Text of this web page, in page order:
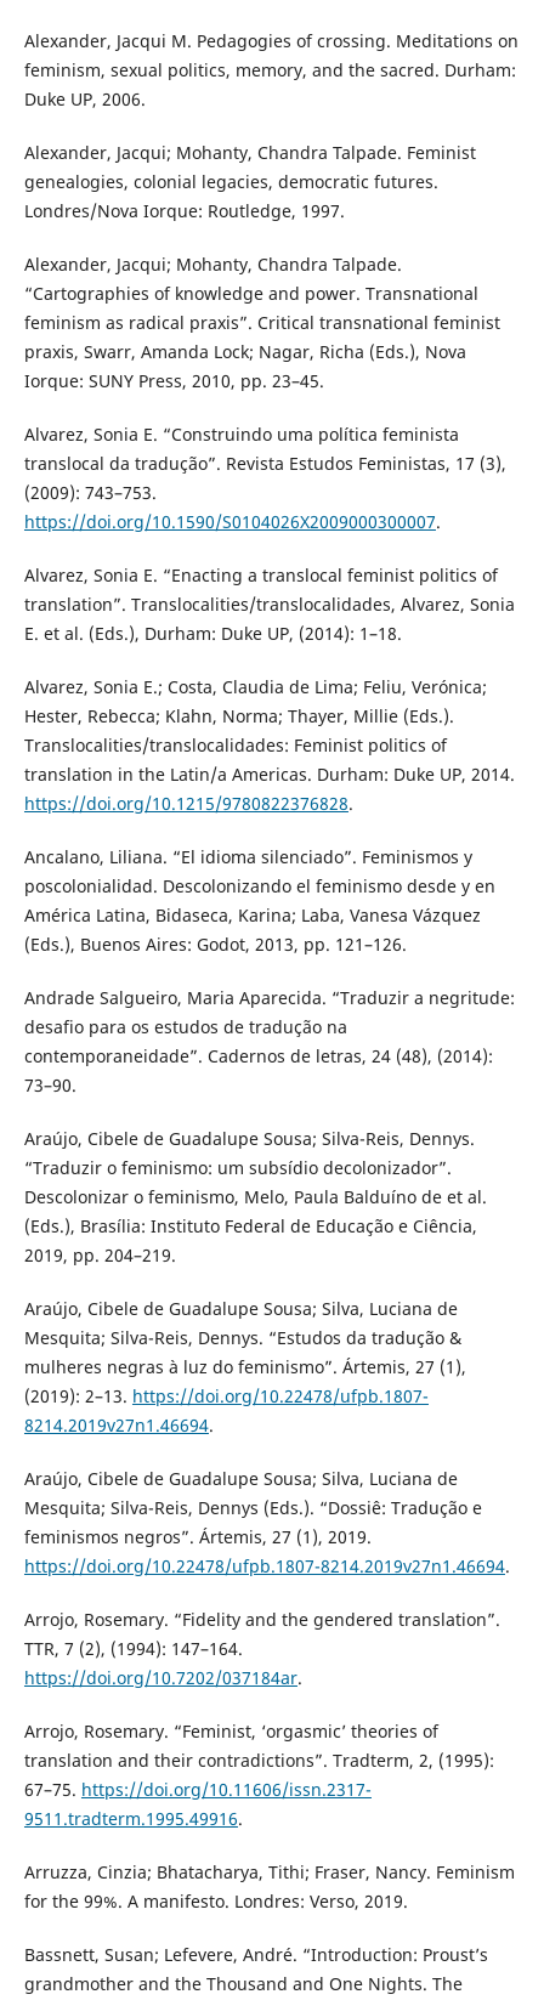
Alexander, Jacqui M. Pedagogies of crossing. Meditations on
feminism, sexual politics, memory, and the sacred. Durham:
Duke UP, 2006.
Alexander, Jacqui; Mohanty, Chandra Talpade. Feminist
genealogies, colonial legacies, democratic futures.
Londres/Nova Iorque: Routledge, 1997.
Alexander, Jacqui; Mohanty, Chandra Talpade.
“Cartographies of knowledge and power. Transnational
feminism as radical praxis”. Critical transnational feminist
praxis, Swarr, Amanda Lock; Nagar, Richa (Eds.), Nova
Iorque: SUNY Press, 2010, pp. 23–45.
Alvarez, Sonia E. “Construindo uma política feminista
translocal da tradução”. Revista Estudos Feministas, 17 (3),
(2009): 743–753.
https://doi.org/10.1590/S0104026X2009000300007.
Alvarez, Sonia E. “Enacting a translocal feminist politics of
translation”. Translocalities/translocalidades, Alvarez, Sonia
E. et al. (Eds.), Durham: Duke UP, (2014): 1–18.
Alvarez, Sonia E.; Costa, Claudia de Lima; Feliu, Verónica;
Hester, Rebecca; Klahn, Norma; Thayer, Millie (Eds.).
Translocalities/translocalidades: Feminist politics of
translation in the Latin/a Americas. Durham: Duke UP, 2014.
https://doi.org/10.1215/9780822376828.
Ancalano, Liliana. “El idioma silenciado”. Feminismos y
poscolonialidad. Descolonizando el feminismo desde y en
América Latina, Bidaseca, Karina; Laba, Vanesa Vázquez
(Eds.), Buenos Aires: Godot, 2013, pp. 121–126.
Andrade Salgueiro, Maria Aparecida. “Traduzir a negritude:
desafio para os estudos de tradução na
contemporaneidade”. Cadernos de letras, 24 (48), (2014):
73–90.
Araújo, Cibele de Guadalupe Sousa; Silva-Reis, Dennys.
“Traduzir o feminismo: um subsídio decolonizador”.
Descolonizar o feminismo, Melo, Paula Balduíno de et al.
(Eds.), Brasília: Instituto Federal de Educação e Ciência,
2019, pp. 204–219.
Araújo, Cibele de Guadalupe Sousa; Silva, Luciana de
Mesquita; Silva-Reis, Dennys. “Estudos da tradução &
mulheres negras à luz do feminismo”. Ártemis, 27 (1),
(2019): 2–13. https://doi.org/10.22478/ufpb.1807-
8214.2019v27n1.46694.
Araújo, Cibele de Guadalupe Sousa; Silva, Luciana de
Mesquita; Silva-Reis, Dennys (Eds.). “Dossiê: Tradução e
feminismos negros”. Ártemis, 27 (1), 2019.
https://doi.org/10.22478/ufpb.1807-8214.2019v27n1.46694.
Arrojo, Rosemary. “Fidelity and the gendered translation”.
TTR, 7 (2), (1994): 147–164.
https://doi.org/10.7202/037184ar.
Arrojo, Rosemary. “Feminist, ‘orgasmic’ theories of
translation and their contradictions”. Tradterm, 2, (1995):
67–75. https://doi.org/10.11606/issn.2317-
9511.tradterm.1995.49916.
Arruzza, Cinzia; Bhatacharya, Tithi; Fraser, Nancy. Feminism
for the 99%. A manifesto. Londres: Verso, 2019.
Bassnett, Susan; Lefevere, André. “Introduction: Proust’s
grandmother and the Thousand and One Nights. The